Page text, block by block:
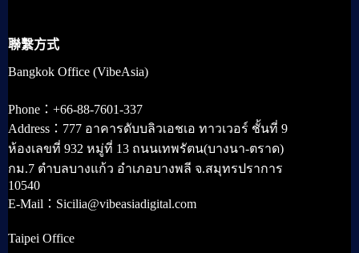
聯繫方式
Bangkok Office (VibeAsia)
Phone：+66-88-7601-337
Address：777 อาคารดับบลิวเอชเอ ทาวเวอร์ ชั้นที่ 9
ห้องเลขที่ 932 หมู่ที่ 13 ถนนเทพรัตน(บางนา-ตราด)
กม.7 ตำบลบางแก้ว อำเภอบางพลี จ.สมุทรปราการ
10540
E-Mail：Sicilia@vibeasiadigital.com
Taipei Office